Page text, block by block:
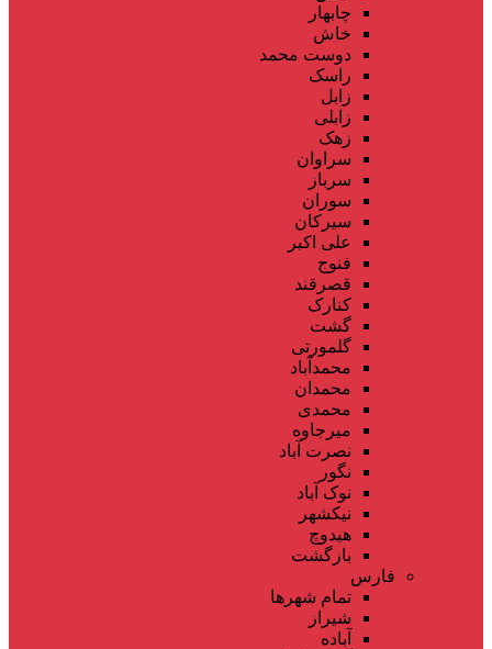
چابهار
خاش
دوست محمد
راسک
زابل
زابلی
زهک
سراوان
سرباز
سوران
سیرکان
علی اکبر
فنوج
قصرقند
کنارک
گشت
گلمورتی
محمدآباد
محمدان
محمدی
میرجاوه
نصرت آباد
نگور
نوک آباد
نیکشهر
هیدوچ
بازگشت
فارس
تمام شهر‌ها
شیراز
آباده